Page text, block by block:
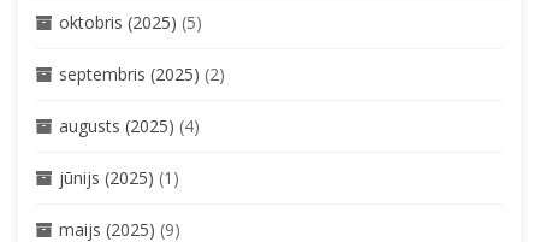
oktobris (2025) (5)
septembris (2025) (2)
augusts (2025) (4)
jūnijs (2025) (1)
maijs (2025) (9)